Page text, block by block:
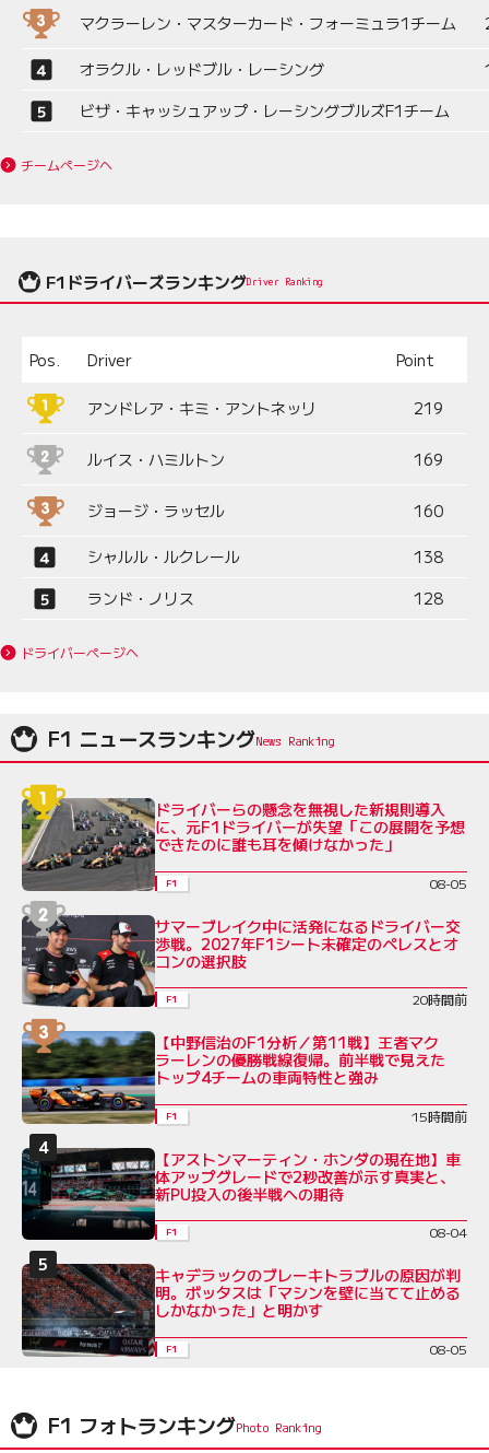
マクラーレン・マスターカード・フォーミュラ1チーム
オラクル・レッドブル・レーシング
ビザ・キャッシュアップ・レーシングブルズF1チーム
チームページへ
F1ドライバーズランキングDriver Ranking
Pos. Driver Point
アンドレア・キミ・アントネッリ 219
ルイス・ハミルトン 169
ジョージ・ラッセル 160
シャルル・ルクレール
138
ランド・ノリス
128
ドライバーページへ
F1 ニュースランキング
ドライバーらの懸念を無視した新規則導入
に、元F1ドライバーが失望「この展開を予想
できたのに誰も耳を傾けなかった」
F1 08-05
サマーブレイク中に活発になるドライバー交
渉戦。2027年F1シート未確定のペレスとオ
コンの選択肢
F1 20時間前
【中野信治のF1分析／第11戦】王者マク
ラーレンの優勝戦線復帰。前半戦で見えた
トップ4チームの車両特性と強み
F1 15時間前
【アストンマーティン・ホンダの現在地】車
体アップグレードで2秒改善が示す真実と、
新PU投入の後半戦への期待
F1 08-04
キャデラックのブレーキトラブルの原因が判
明。ボッタスは「マシンを壁に当てて止める
しかなかった」と明かす
F1 08-05
F1 フォトランキング